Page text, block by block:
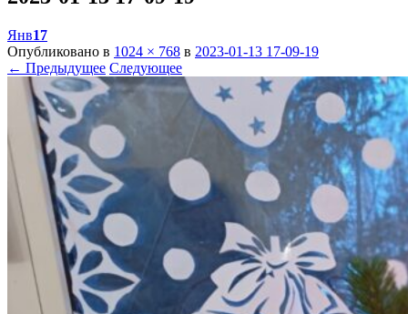
Янв17
Опубликовано в 1024 × 768 в 2023-01-13 17-09-19
← Предыдущее Следующее